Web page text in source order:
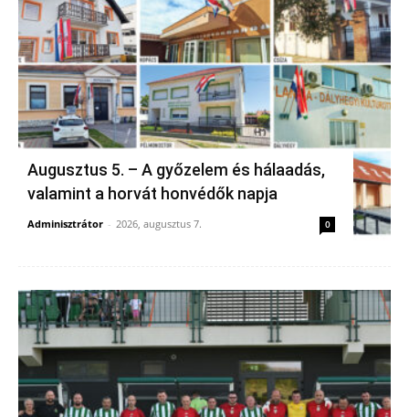
Augusztus 5. – A győzelem és hálaadás,
valamint a horvát honvédők napja
Adminisztrátor - 2026, augusztus 7. 0